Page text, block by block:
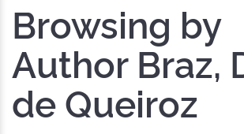
Browsing by
Author Braz,
de Queiroz